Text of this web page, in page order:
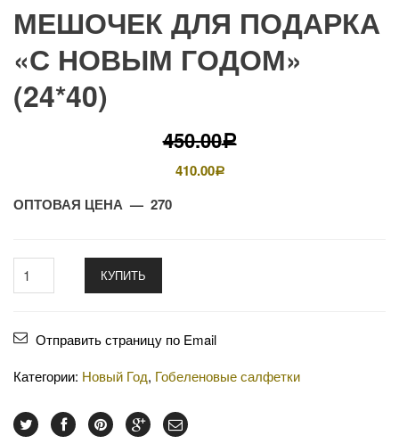
МЕШОЧЕК ДЛЯ ПОДАРКА
«С НОВЫМ ГОДОМ»
(24*40)
450.00Р
410.00Р
ОПТОВАЯ ЦЕНА — 270
КУПИТЬ
Отправить страницу по Email
Категории: Новый Год, Гобеленовые салфетки